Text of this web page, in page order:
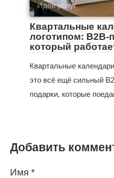
Идеи услуг
Квартальные
логотипом: B2B-
который
Квартальные
это всё ещё сильный
подарки, которые
Добавить
Имя *